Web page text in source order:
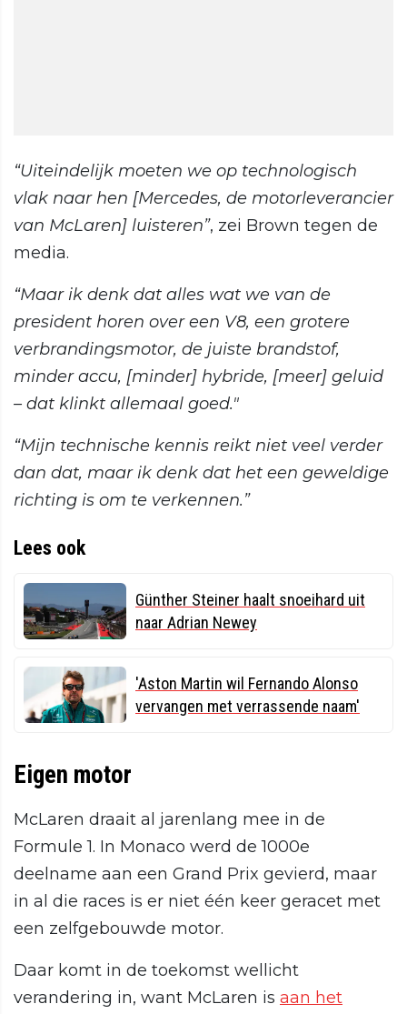
“Uiteindelijk moeten we op technologisch
vlak naar hen [Mercedes, de motorleverancier
van McLaren] luisteren”, zei Brown tegen de
media.
“Maar ik denk dat alles wat we van de
president horen over een V8, een grotere
verbrandingsmotor, de juiste brandstof,
minder accu, [minder] hybride, [meer] geluid
– dat klinkt allemaal goed."
“Mijn technische kennis reikt niet veel verder
dan dat, maar ik denk dat het een geweldige
richting is om te verkennen.”
Lees ook
Günther Steiner haalt snoeihard uit
naar Adrian Newey
'Aston Martin wil Fernando Alonso
vervangen met verrassende naam'
Eigen motor
McLaren draait al jarenlang mee in de
Formule 1. In Monaco werd de 1000e
deelname aan een Grand Prix gevierd, maar
in al die races is er niet één keer geracet met
een zelfgebouwde motor.
Daar komt in de toekomst wellicht
verandering in, want McLaren is aan het